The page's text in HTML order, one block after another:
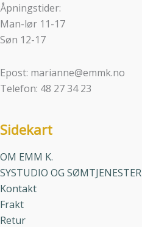
Åpningstider:
Man-lør 11-17
Søn 12-17
Epost: marianne@emmk.no
Telefon: 48 27 34 23
Sidekart
OM EMM K.
SYSTUDIO OG SØMTJENESTER
Kontakt
Frakt
Retur